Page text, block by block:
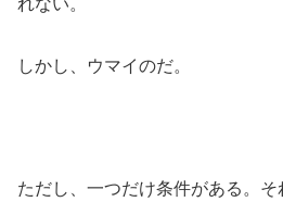
れない。
しかし、ウマイのだ。
ただし、一つだけ条件がある。